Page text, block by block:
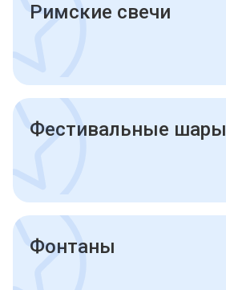
Римские свечи
Фестивальные шары
Фонтаны